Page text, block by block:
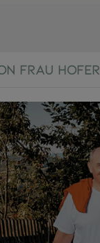
FRAU HOFER